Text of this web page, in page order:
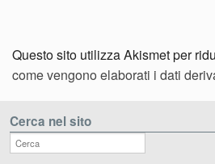
Questo sito utilizza Akismet per
come vengono elaborati i dati
Cerca nel sito